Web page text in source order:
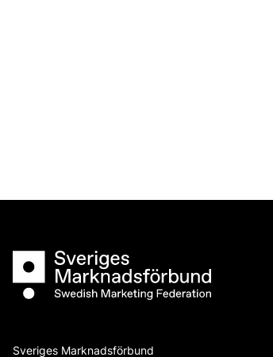
Sveriges Marknadsförbund
Sveriges Marknadsförbund